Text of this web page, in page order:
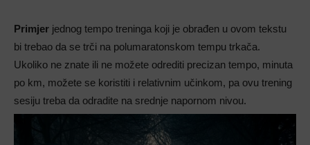
Primjer jednog tempo treninga koji je obrađen u ovom tekstu
bi trebao da se trči na polumaratonskom tempu trkača.
Ukoliko ne znate ili ne možete odrediti precizan tempo, minuta
po km, možete se koristiti i relativnim učinkom, pa ovu trening
sesiju treba da odradite na srednje napornom nivou.